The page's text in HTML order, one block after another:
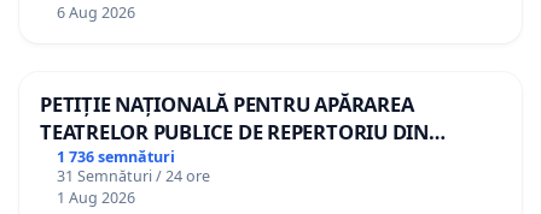
6 Aug 2026
PETIȚIE NAȚIONALĂ PENTRU APĂRAREA
TEATRELOR PUBLICE DE REPERTORIU DIN
ROMÂNIA
1 736 semnături
31 Semnături / 24 ore
1 Aug 2026